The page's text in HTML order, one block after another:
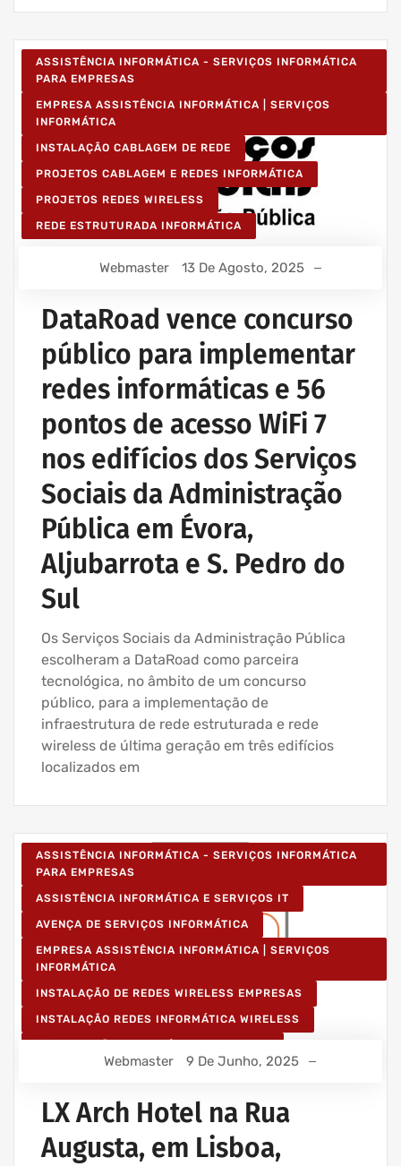
ASSISTÊNCIA INFORMÁTICA - SERVIÇOS INFORMÁTICA
PARA EMPRESAS
EMPRESA ASSISTÊNCIA INFORMÁTICA | SERVIÇOS
INFORMÁTICA
INSTALAÇÃO CABLAGEM DE REDE
PROJETOS CABLAGEM E REDES INFORMÁTICA
PROJETOS REDES WIRELESS
REDE ESTRUTURADA INFORMÁTICA
Webmaster 13 De Agosto, 2025
DataRoad vence concurso
público para implementar
redes informáticas e 56
pontos de acesso WiFi 7
nos edifícios dos Serviços
Sociais da Administração
Pública em Évora,
Aljubarrota e S. Pedro do
Sul
Os Serviços Sociais da Administração Pública
escolheram a DataRoad como parceira
tecnológica, no âmbito de um concurso
público, para a implementação de
infraestrutura de rede estruturada e rede
wireless de última geração em três edifícios
localizados em
ASSISTÊNCIA INFORMÁTICA - SERVIÇOS INFORMÁTICA
PARA EMPRESAS
ASSISTÊNCIA INFORMÁTICA E SERVIÇOS IT
AVENÇA DE SERVIÇOS INFORMÁTICA
EMPRESA ASSISTÊNCIA INFORMÁTICA | SERVIÇOS
INFORMÁTICA
INSTALAÇÃO DE REDES WIRELESS EMPRESAS
INSTALAÇÃO REDES INFORMÁTICA WIRELESS
REDE ESTRUTURADA INFORMÁTICA
Webmaster 9 De Junho, 2025
LX Arch Hotel na Rua
Augusta, em Lisboa,